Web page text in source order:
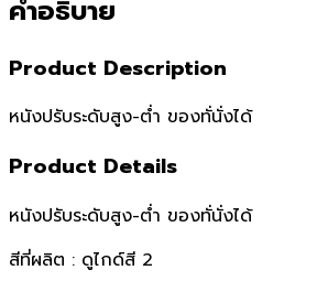
คำอธิบาย
Product Description
หนังปรับระดับสูง-ต่ำ ของทั่นั่งได้
Product Details
หนังปรับระดับสูง-ต่ำ ของทั่นั่งได้
สีที่ผลิต : ดูไกด์สี 2